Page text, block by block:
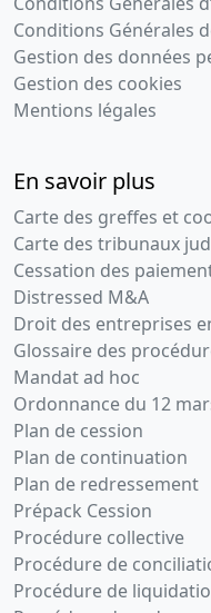
Conditions Générales
Gestion des données
Gestion des cookies
Mentions légales
En savoir plus
Carte des greffes et
Carte des tribunaux
Cessation des
Distressed M&A
Droit des entreprises
Glossaire des
Mandat ad hoc
Ordonnance du 12
Plan de cession
Plan de continuation
Plan de redressement
Prépack Cession
Procédure collective
Procédure de
Procédure de